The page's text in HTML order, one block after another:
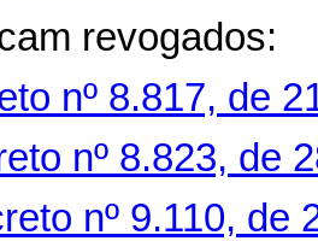
revogados:
nº 8.817, de
nº 8.823, de
nº 9.110, de